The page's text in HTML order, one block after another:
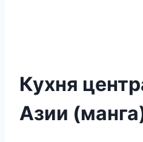
Кухня
Азии